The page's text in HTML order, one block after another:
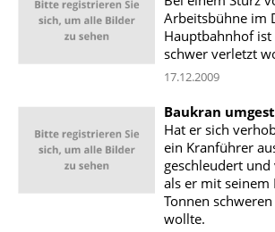
Arbeitsbühne im
Hauptbahnhof ist
schwer verletzt
17.12.2009
Baukran
Hat er sich
ein Kranführer
geschleudert
als er mit seinem
Tonnen
wollte.